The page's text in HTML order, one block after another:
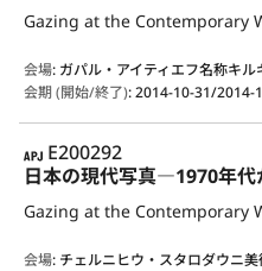
会場: ガパル・アイティエフ名称キ
会期 (開始/終了):2014-10-31/2014-
APJ
E200292
日本の現代写真―1970年代
会場: チェルニヒウ・スタロダウニ